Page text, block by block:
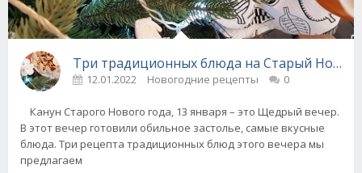
Три традиционных блюда на Старый Новый
12.01.2022 Новогодние рецепты 0
Канун Старого Нового года, 13 января – это Щедрый вечер.
В этот вечер готовили обильное застолье, самые вкусные
блюда. Три рецепта традиционных блюд этого вечера мы
предлагаем